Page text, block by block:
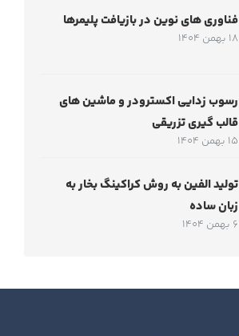
فناوری های نوین در بازیافت پلیمرها
18 بهمن 1404
رسوب زدایی اکسترودر و ماشین های
قالب گیری تزریقی
15 بهمن 1404
تولید الفین به روش کراکینگ بخار به
زبان ساده
6 بهمن 1404